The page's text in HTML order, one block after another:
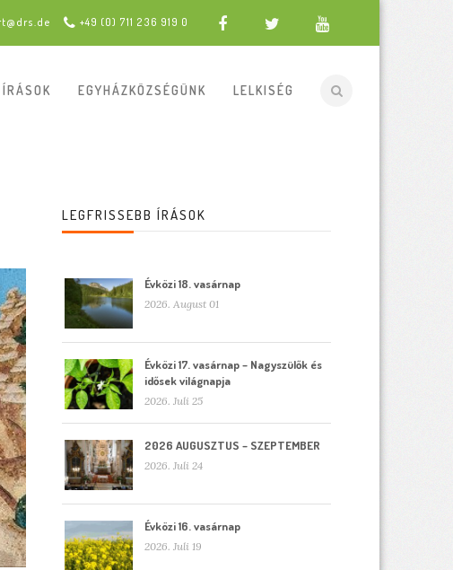
+49 (0) 711 236 919 0
ÍRÁSOK EGYHÁZKÖZSÉGÜNK LELKISÉG
LEGFRISSEBB ÍRÁSOK
Évközi 18. vasárnap
2026. August 01
Évközi 17. vasárnap – Nagyszülők és
idősek világnapja
2026. Juli 25
2026 AUGUSZTUS – SZEPTEMBER
2026. Juli 24
Évközi 16. vasárnap
2026. Juli 19